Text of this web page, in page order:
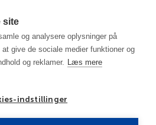
site
og analysere oplysninger på
give de sociale medier funktioner og
og reklamer. Læs mere
indstillinger